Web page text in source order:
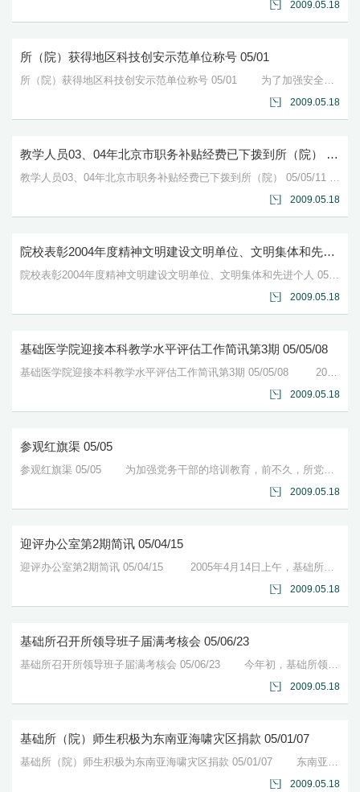
2009.05.18
所（院）获得地区科技创安示范单位称号 05/01
所（院）获得地区科技创安示范单位称号 05/01 为了加强安全工作，所（院）领导几次研究讨论决定，安全工作实行人防、物防加技防的办法，改变过去死看死守的状况。200...
2009.05.18
教学人员03、04年北京市职务补贴经费已下拨到所（院） 05/05/11
教学人员03、04年北京市职务补贴经费已下拨到所（院） 05/05/11 在所（院）的积极争取和院校领导的亲自过问下，基础医学院教学人员03、04年北京市职务补贴经...
2009.05.18
院校表彰2004年度精神文明建设文明单位、文明集体和先进个人 05/04
院校表彰2004年度精神文明建设文明单位、文明集体和先进个人 05/04 经院校党委批准，决定表彰2004年度全院精神文明单位7个，精神文明建设先进集体29个，精...
2009.05.18
基础医学院迎接本科教学水平评估工作简讯第3期 05/05/08
基础医学院迎接本科教学水平评估工作简讯第3期 05/05/08 2005年4月30日，在基础所（院）明日楼四层会议室，督导（顾问）组召开了第二次工作会议。王恒副所...
2009.05.18
参观红旗渠 05/05
参观红旗渠 05/05 为加强党务干部的培训教育，前不久，所党委组织了参观红旗渠的活动。在这支30人的参观队伍中有强伯勤院士、沈岩院...
2009.05.18
迎评办公室第2期简讯 05/04/15
迎评办公室第2期简讯 05/04/15 2005年4月14日上午，基础所（院）教学督导顾问组召开了第一次会议，迎评办全体同志列席参加。 王...
2009.05.18
基础所召开所领导班子届满考核会 05/06/23
基础所召开所领导班子届满考核会 05/06/23 今年初，基础所领导班子的任期届满(自所长任期2001年起)。根据中央组织部《党政领导干部考核工...
2009.05.18
基础所（院）师生积极为东南亚海啸灾区捐款 05/01/07
基础所（院）师生积极为东南亚海啸灾区捐款 05/01/07 东南亚的海啸灾情牵动着基础所（院）师生们的心，1月4日接到协和医大青年志愿者协会的倡议书后，基础所的很多...
2009.05.18